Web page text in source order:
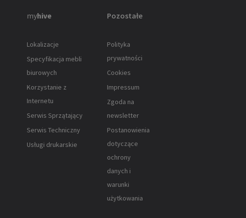
myhive
Lokalizacje
Specyfikacja mebli
biurowych
Korzystanie z
Internetu
Serwis Sprzątający
Serwis Techniczny
Usługi drukarskie
Pozostałe
Polityka
prywatności
Cookies
Impressum
Zgoda na
newsletter
Postanowienia
dotyczące
ochrony
danych i
warunki
użytkowania